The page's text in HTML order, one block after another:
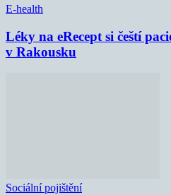
E-health
Léky na eRecept si čeští
v Rakousku
Sociální pojištění